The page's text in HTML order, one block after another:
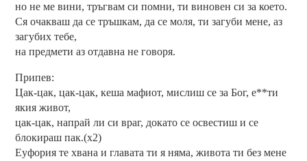
но не ме вини, тръгвам си помни, ти виновен си за което.
Ся очакваш да се тръшкам, да се моля, ти загуби мене, аз
загубих тебе,
на предмети аз отдавна не говоря.
Припев:
Цак-цак, цак-цак, кеша мафиот, мислиш се за Бог, е**ти
якия живот,
цак-цак, напрай ли си враг, докато се освестиш и се
блокираш пак.(x2)
Еуфория те хвана и главата ти я няма, живота ти без мене